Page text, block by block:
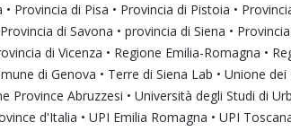
Provincia di Pisa • Provincia di Pistoia •
di Savona • provincia di Siena •
di Vicenza • Regione Emilia-Romagna •
di Genova • Terre di Siena Lab • Unione
Abruzzesi • Università degli Studi di
d'Italia • UPI Emilia Romagna • UPI